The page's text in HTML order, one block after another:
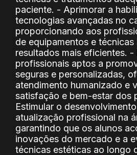
paciente. - Aprimorar a
tecnologias avançadas no
proporcionando aos
de equipamentos e
resultados mais eficientes. -
profissionais aptos a
seguras e personalizadas,
atendimento humanizado e
satisfação e bem-estar dos
Estimular o
atualização profissional na
garantindo que os alunos
inovações do mercado e a
técnicas estéticas ao longo